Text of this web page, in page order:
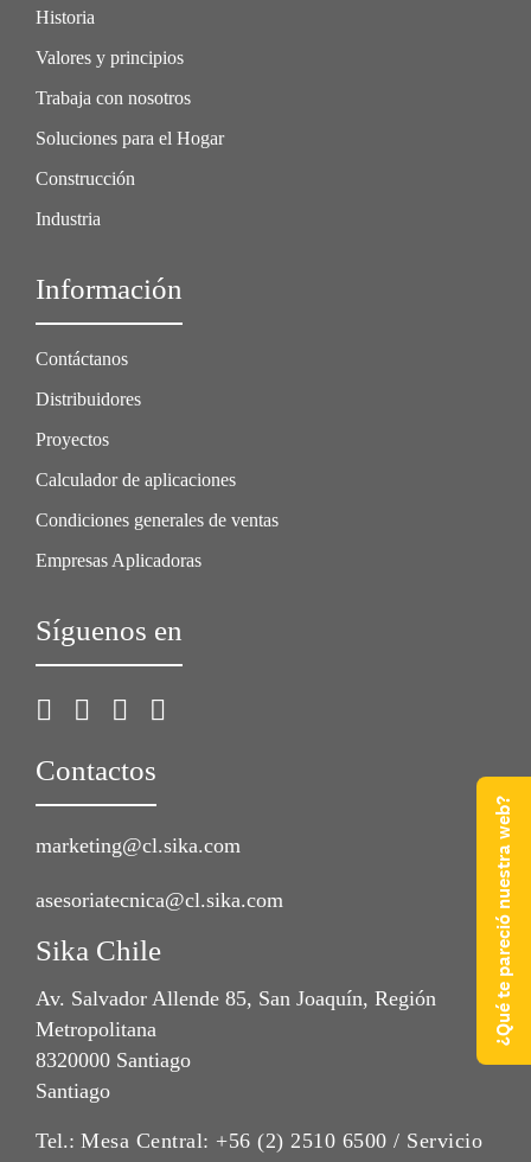
Historia
Valores y principios
Trabaja con nosotros
Soluciones para el Hogar
Construcción
Industria
Información
Contáctanos
Distribuidores
Proyectos
Calculador de aplicaciones
Condiciones generales de ventas
Empresas Aplicadoras
Síguenos en
Contactos
marketing@cl.sika.com
asesoriatecnica@cl.sika.com
Sika Chile
Av. Salvador Allende 85, San Joaquín, Región
Metropolitana
8320000 Santiago
Santiago
Tel.: Mesa Central: +56 (2) 2510 6500 / Servicio
¿Qué te pareció nuestra web?